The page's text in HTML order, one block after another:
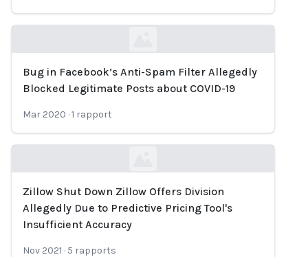
Loading...
Bug in Facebook’s Anti-Spam Filter Allegedly
Blocked Legitimate Posts about COVID-19
Mar 2020 ·1 rapport
Loading...
Zillow Shut Down Zillow Offers Division
Allegedly Due to Predictive Pricing Tool's
Insufficient Accuracy
Nov 2021 · 5 rapports